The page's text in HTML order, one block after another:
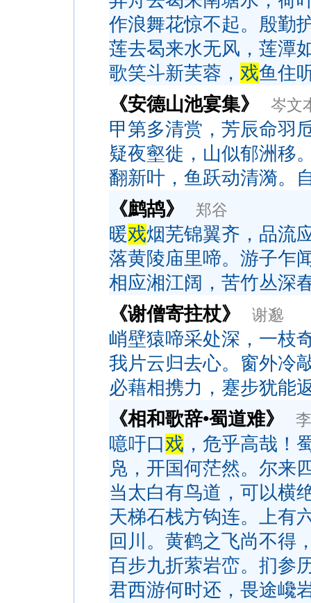
作浪舞花惊不起。殷勤
莲去曷来水无风，莲潭
歌笑斗新芙蓉， 戏鱼住
《安德山池宴集》
岑文
甲第多清赏，芳辰命羽
疑夜壑徙，山似郁洲移
翻新叶，鱼跃动清漪。
《鹧鸪》
郑谷
暖戏烟芜锦翼齐，品流
落黄陵庙里啼。游子乍
相应湘江阔，苦竹丛深
《谢僧寄拄杖》
谢邈
峭壁猿啼采处深，一枝
我片云归去心。窗外冷
必藉相携力，蹇步犹能
《相和歌辞•蜀道难》
噫吁口戏 ，危乎高哉！
凫，开国何茫然。尔来
当太白有鸟道，可以横
天梯石栈方钩连。上有
回川。黄鹤之飞尚不得
百步九折萦岩峦。扪参
君西游何时还，畏途巉